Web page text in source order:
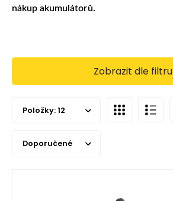
nákup akumulátorů.
Zobrazit dle filtru
Položky: 12
Doporučené